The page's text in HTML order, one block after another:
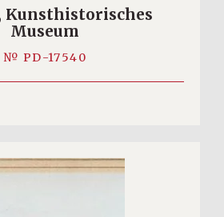
Kunsthistorisches
Museum
№ PD-17540